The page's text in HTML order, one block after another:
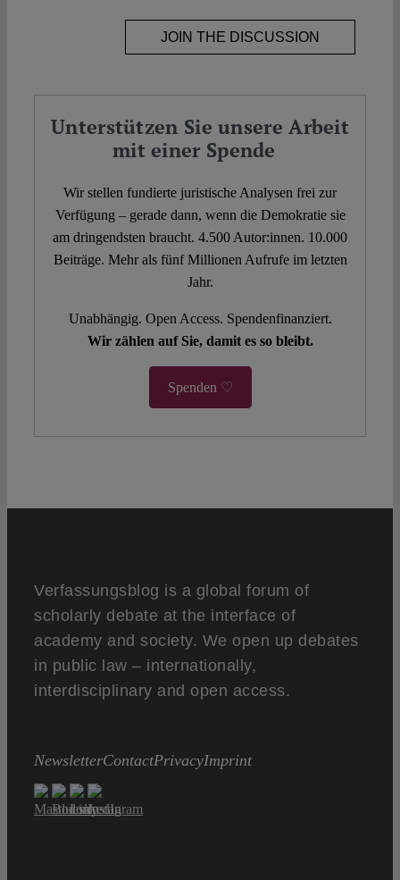
JOIN THE DISCUSSION
Unterstützen Sie unsere Arbeit
mit einer Spende
Wir stellen fundierte juristische Analysen frei zur
Verfügung – gerade dann, wenn die Demokratie sie
am dringendsten braucht. 4.500 Autor:innen. 10.000
Beiträge. Mehr als fünf Millionen Aufrufe im letzten
Jahr.
Unabhängig. Open Access. Spendenfinanziert.
Wir zählen auf Sie, damit es so bleibt.
Spenden ♡
Verfassungsblog is a global forum of
scholarly debate at the interface of
academy and society. We open up debates
in public law – internationally,
interdisciplinary and open access.
NewsletterContactPrivacyImprint